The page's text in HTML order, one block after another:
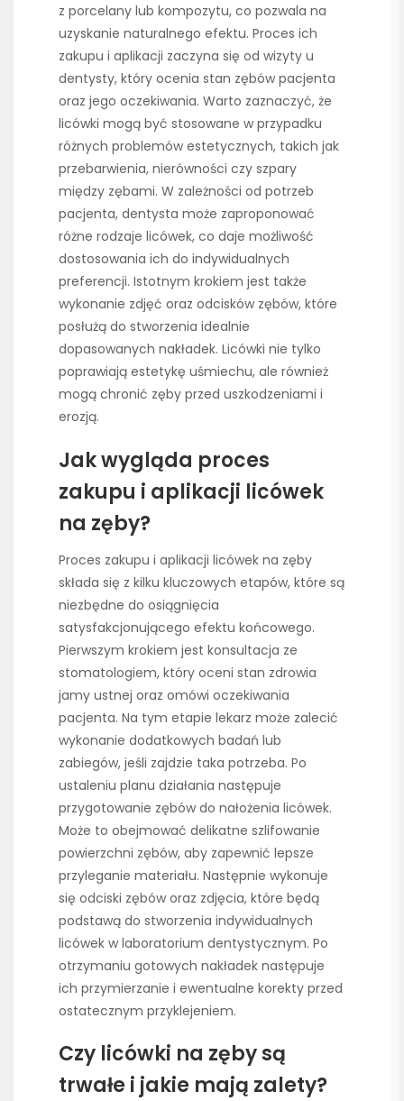
z porcelany lub kompozytu, co pozwala na
uzyskanie naturalnego efektu. Proces ich
zakupu i aplikacji zaczyna się od wizyty u
dentysty, który ocenia stan zębów pacjenta
oraz jego oczekiwania. Warto zaznaczyć, że
licówki mogą być stosowane w przypadku
różnych problemów estetycznych, takich jak
przebarwienia, nierówności czy szpary
między zębami. W zależności od potrzeb
pacjenta, dentysta może zaproponować
różne rodzaje licówek, co daje możliwość
dostosowania ich do indywidualnych
preferencji. Istotnym krokiem jest także
wykonanie zdjęć oraz odcisków zębów, które
posłużą do stworzenia idealnie
dopasowanych nakładek. Licówki nie tylko
poprawiają estetykę uśmiechu, ale również
mogą chronić zęby przed uszkodzeniami i
erozją.
Jak wygląda proces
zakupu i aplikacji licówek
na zęby?
Proces zakupu i aplikacji licówek na zęby
składa się z kilku kluczowych etapów, które są
niezbędne do osiągnięcia
satysfakcjonującego efektu końcowego.
Pierwszym krokiem jest konsultacja ze
stomatologiem, który oceni stan zdrowia
jamy ustnej oraz omówi oczekiwania
pacjenta. Na tym etapie lekarz może zalecić
wykonanie dodatkowych badań lub
zabiegów, jeśli zajdzie taka potrzeba. Po
ustaleniu planu działania następuje
przygotowanie zębów do nałożenia licówek.
Może to obejmować delikatne szlifowanie
powierzchni zębów, aby zapewnić lepsze
przyleganie materiału. Następnie wykonuje
się odciski zębów oraz zdjęcia, które będą
podstawą do stworzenia indywidualnych
licówek w laboratorium dentystycznym. Po
otrzymaniu gotowych nakładek następuje
ich przymierzanie i ewentualne korekty przed
ostatecznym przyklejeniem.
Czy licówki na zęby są
trwałe i jakie mają zalety?